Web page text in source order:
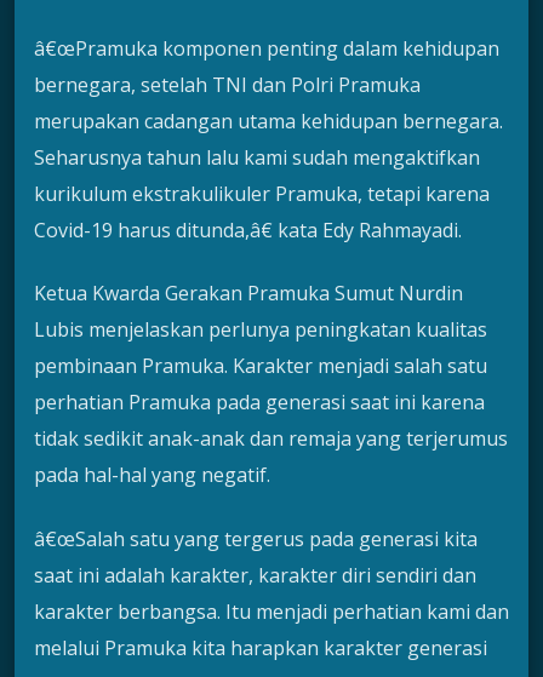
â€œPramuka komponen penting dalam kehidupan
bernegara, setelah TNI dan Polri Pramuka
merupakan cadangan utama kehidupan bernegara.
Seharusnya tahun lalu kami sudah mengaktifkan
kurikulum ekstrakulikuler Pramuka, tetapi karena
Covid-19 harus ditunda,â€ kata Edy Rahmayadi.
Ketua Kwarda Gerakan Pramuka Sumut Nurdin
Lubis menjelaskan perlunya peningkatan kualitas
pembinaan Pramuka. Karakter menjadi salah satu
perhatian Pramuka pada generasi saat ini karena
tidak sedikit anak-anak dan remaja yang terjerumus
pada hal-hal yang negatif.
â€œSalah satu yang tergerus pada generasi kita
saat ini adalah karakter, karakter diri sendiri dan
karakter berbangsa. Itu menjadi perhatian kami dan
melalui Pramuka kita harapkan karakter generasi